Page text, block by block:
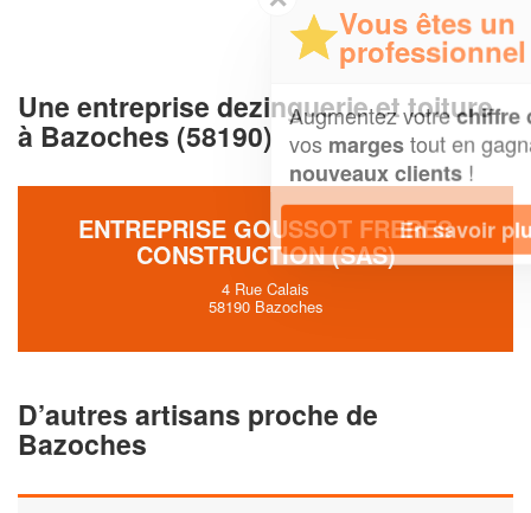
Une entreprise dezinguerie et toiture
à Bazoches (58190)
ENTREPRISE GOUSSOT FRERES
CONSTRUCTION (SAS)
4 Rue Calais
58190 Bazoches
D’autres artisans proche de
Bazoches
Vous êtes un
professionnel ?
Augmentez votrechiffre d'affaireset
vosmargestout en gagnant de
nouveaux clients!
En savoir plus